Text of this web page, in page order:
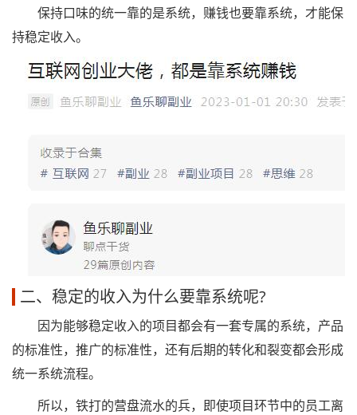
保持口味的统一靠的是系统，赚钱也要靠系统，才能保
持稳定收入。
二、稳定的收入为什么要靠系统呢?
因为能够稳定收入的项目都会有一套专属的系统，产品
的标准性，推广的标准性，还有后期的转化和裂变都会形成
统一系统流程。
所以，铁打的营盘流水的兵，即使项目环节中的员工离